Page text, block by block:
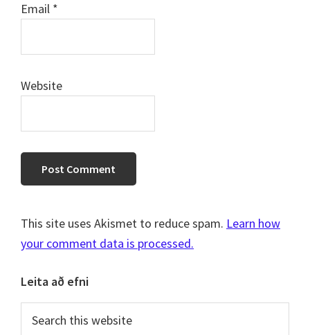
Email *
Website
This site uses Akismet to reduce spam. Learn how
your comment data is processed.
Primary
Sidebar
Leita að efni
this